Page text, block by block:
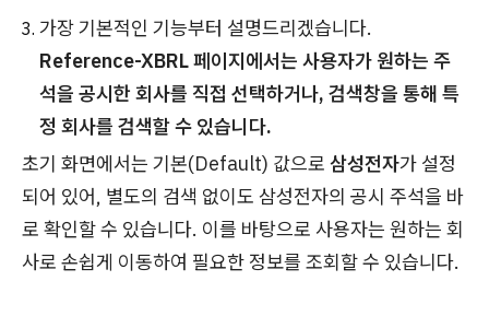
가장 기본적인 기능부터 설명드리겠습니다.
Reference-XBRL 페이지에서는 사용자가 원하는 주
석을 공시한 회사를 직접 선택하거나, 검색창을 통해 특
정 회사를 검색할 수 있습니다.
초기 화면에서는 기본(Default) 값으로 삼성전자가 설정
되어 있어, 별도의 검색 없이도 삼성전자의 공시 주석을 바
로 확인할 수 있습니다. 이를 바탕으로 사용자는 원하는 회
사로 손쉽게 이동하여 필요한 정보를 조회할 수 있습니다.